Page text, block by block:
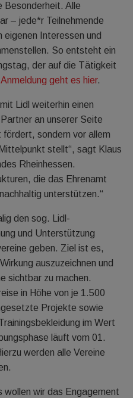
Besonderheit. Alle
– jede*r Teilnehmende
eigenen Interessen und
So entsteht ein
der auf die Tätigkeit
geht es hier.
Lidl weiterhin einen
an unserer Seite
fördert, sondern vor allem
stellt“, sagt Klaus
Rheinhessen.
die das Ehrenamt
unterstützen.“
den sog. Lidl-
und Unterstützung
geben. Ziel ist es,
auszuzeichnen und
sichtbar zu machen.
in Höhe von je 1.500
Projekte sowie
im Wert
läuft vom 01.
werden alle Vereine
wollen wir das Engagement